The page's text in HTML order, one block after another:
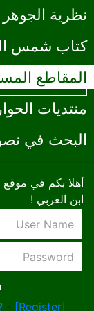
نظرية الجوهر
كتاب شمس
المقاطع
منتديات
البحث في
أهلا بكم في موقع
ابن العربي !
- [Register]